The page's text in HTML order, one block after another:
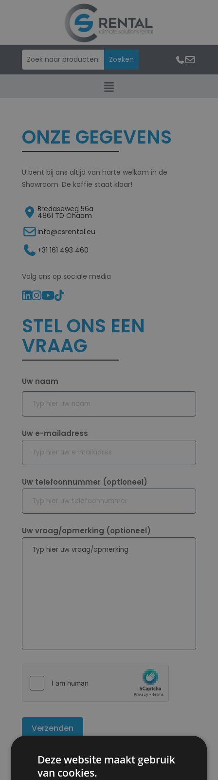
ONZE GEGEVENS
U bent bij ons altijd van harte welkom in de
Showroom. De koffie staat klaar!
Bredaseweg 56a
4861 TD Chaam
info@csrental.eu
+31 161 493 460
Volg ons op sociale media
STEL ONS EEN
VRAAG
Uw naam
Uw e-mailadress
Uw telefoonnummer (optioneel)
Uw vraag/opmerking (optioneel)
Deze website maakt gebruik
van cookies.